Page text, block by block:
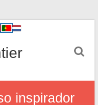
inspirador